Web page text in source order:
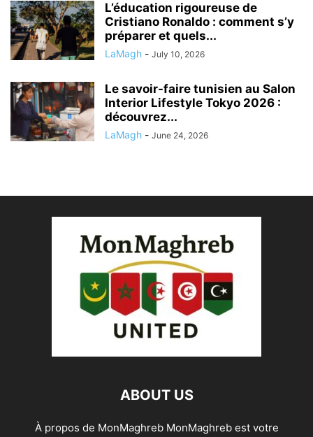
L’éducation rigoureuse de
Cristiano Ronaldo : comment s’y
préparer et quels...
LaMagh - July 10, 2026
Le savoir-faire tunisien au Salon
Interior Lifestyle Tokyo 2026 :
découvrez...
LaMagh - June 24, 2026
ABOUT US
À propos de MonMaghreb MonMaghreb est votre